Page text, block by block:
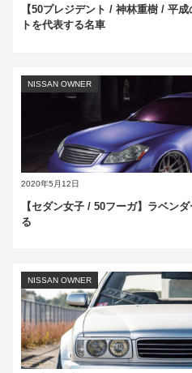
【50プレジデント / 神林重樹 / 平
トを代表する名車
2020年5月12日
NISSAN OWNER
【セダン女子 / 50フーガ】ラベン
る
NISSAN OWNER